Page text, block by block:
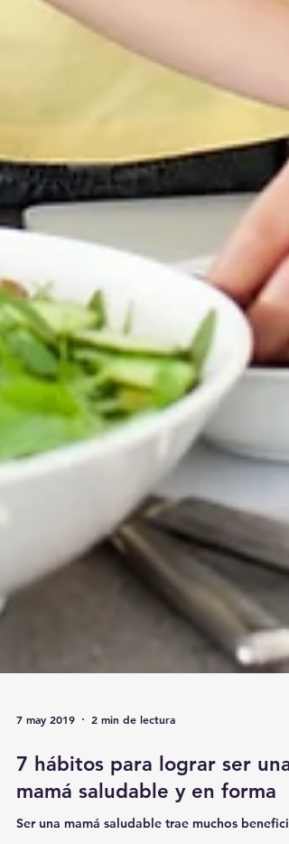
7 may 2019 2 min de lectura
7 hábitos para lograr ser una
mamá saludable y en forma